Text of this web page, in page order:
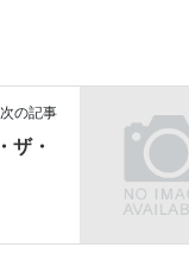
次の記事
ザ・